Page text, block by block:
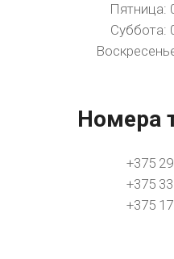
Пятница:
Суббота:
Номера
+375
+375
+375